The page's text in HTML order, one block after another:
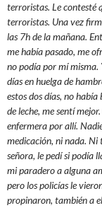
terroristas. Le contesté
terroristas. Una vez
las 7h de la mañana.
me había pasado, me
no podía por mí misma.
días en huelga de
estos dos días, no
de leche, me sentí
enfermera por allí.
medicación, ni nada. Ni
señora, le pedí si podía
mi paradero a alguna
pero los policías le
propinaron, también a